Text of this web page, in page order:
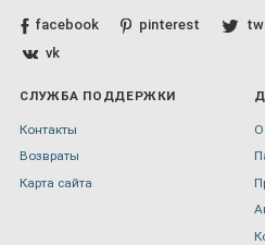
facebook pinterest
vk
СЛУЖБА ПОДДЕРЖКИ
Контакты
Возвраты
Карта сайта
О